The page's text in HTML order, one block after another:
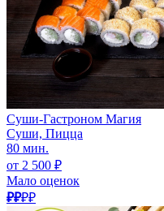
Суши-Гастроном Магия
Суши, Пицца
80 мин.
от 2 500 ₽
Мало оценок
₽₽₽₽